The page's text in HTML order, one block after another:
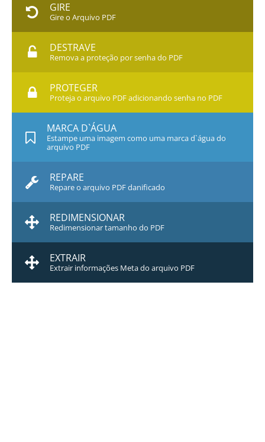
GIRE
Gire o Arquivo PDF
DESTRAVE
Remova a proteção por senha do PDF
PROTEGER
Proteja o arquivo PDF adicionando senha no PDF
MARCA D`ÁGUA
Estampe uma imagem como uma marca d`água do
arquivo PDF
REPARE
Repare o arquivo PDF danificado
REDIMENSIONAR
Redimensionar tamanho do PDF
EXTRAIR
Extrair informações Meta do arquivo PDF